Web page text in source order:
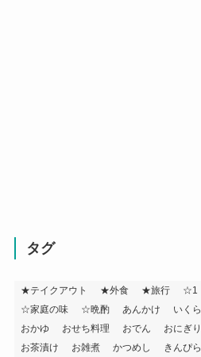
タグ
★テイクアウト ★外食 ★旅行 ☆1
☆家庭の味
☆晩酌 あんかけ いくら
おかゆ
おせち料理 おでん おにぎり
お茶漬け
お雑煮 かつめし きんぴら